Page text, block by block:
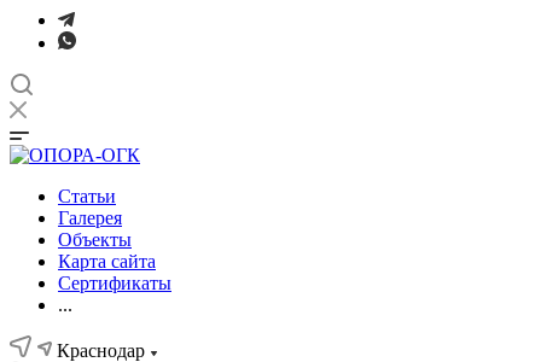
Статьи
Галерея
Объекты
Карта сайта
Сертификаты
...
Краснодар